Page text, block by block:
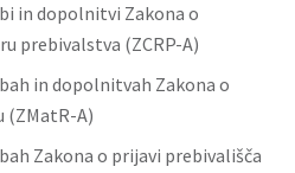
in dopolnitvi Zakona o
prebivalstva (ZCRP-A)
in dopolnitvah Zakona o
(ZMatR-A)
Zakona o prijavi prebivališča